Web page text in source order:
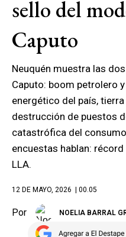
sello del
Caputo
Neuquén muestra las
Caputo: boom petrolero
energético del país,
destrucción de puestos
catastrófica del
encuestas hablan:
LLA.
12 DE MAYO, 2026 | 00.05
Por NOELIA BARRAL